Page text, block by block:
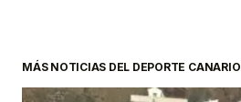
MÁS NOTICIAS DEL DEPORTE CANARIO